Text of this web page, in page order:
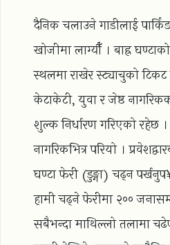
दैनिक चलाउने गाडीलाई
खोजीमा लाग्यौँ । बाह्र
स्थलमा राखेर स्ट्याचुको टिकट
केटाकेटी, युवा र जेष्ठ
शुल्क निर्धारण गरिएको
नागरिकभित्र परियो ।
घण्टा फेरी (डुङ्गा) चढ्न
हामी चढ्ने फेरीमा २००
सबैभन्दा माथिल्लो तलामा